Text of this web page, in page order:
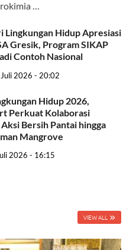
…
Lingkungan Hidup Apresiasi
Gresik, Program SIKAP
Contoh Nasional
Juli 2026 - 20:02
Hidup 2026,
Perkuat Kolaborasi
Bersih Pantai hingga
Mangrove
2026 - 16:15
VIEW ALL